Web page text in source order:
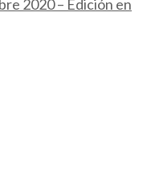
2020 – Edición en